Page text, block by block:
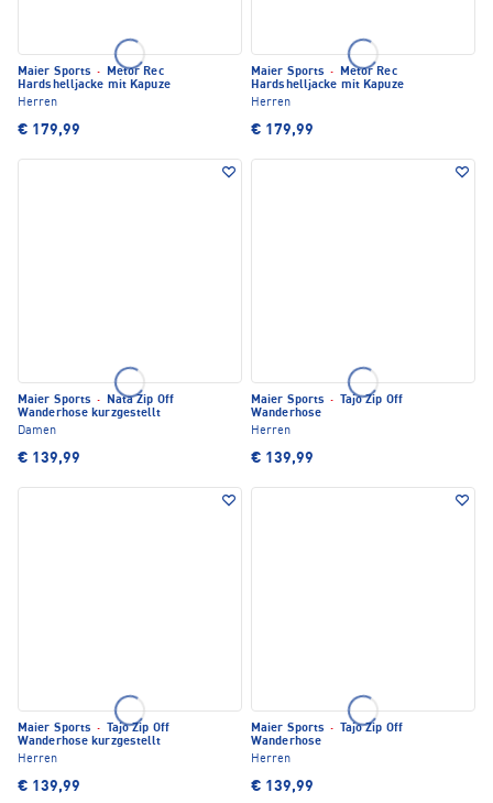
Maier Sports ·
Metor Rec
Hardshelljacke mit Kapuze
Herren
€ 179,99
Maier Sports ·
Metor Rec
Hardshelljacke mit Kapuze
Herren
€ 179,99
Maier Sports ·
Nata Zip Off
Wanderhose kurzgestellt
Damen
€ 139,99
Maier Sports ·
Tajo Zip Off
Wanderhose
Herren
€ 139,99
Maier Sports ·
Tajo Zip Off
Wanderhose kurzgestellt
Herren
€ 139,99
Maier Sports ·
Tajo Zip Off
Wanderhose
Herren
€ 139,99